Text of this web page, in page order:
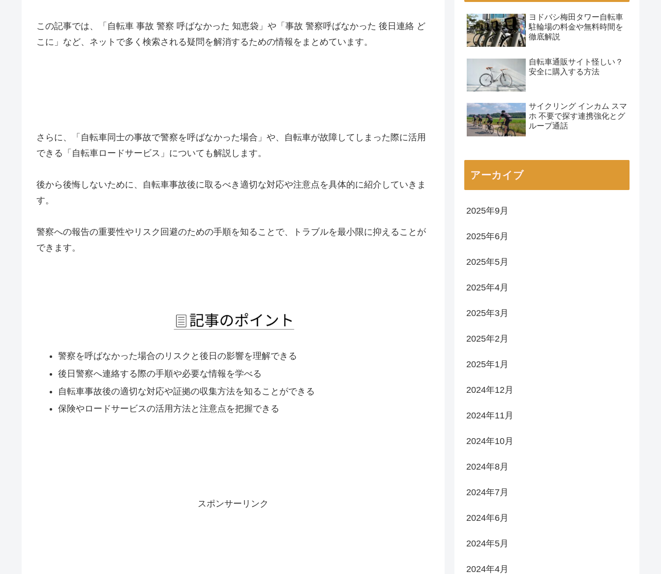
この記事では、「自転車 事故 警察 呼ばなかった 知恵袋」や「事故 警察呼ばなかった 後日連絡 ど
こに」など、ネットで多く検索される疑問を解消するための情報をまとめています。
さらに、「自転車同士の事故で警察を呼ばなかった場合」や、自転車が故障してしまった際に活用
できる「自転車ロードサービス」についても解説します。
後から後悔しないために、自転車事故後に取るべき適切な対応や注意点を具体的に紹介していきま
す。
警察への報告の重要性やリスク回避のための手順を知ることで、トラブルを最小限に抑えることが
できます。
警察を呼ばなかった場合のリスクと後日の影響を理解できる
後日警察へ連絡する際の手順や必要な情報を学べる
自転車事故後の適切な対応や証拠の収集方法を知ることができる
保険やロードサービスの活用方法と注意点を把握できる
スポンサーリンク
ヨドバシ梅田タワー自転車
駐輪場の料金や無料時間を
徹底解説
自転車通販サイト怪しい？
安全に購入する方法
サイクリング インカム スマ
ホ 不要で探す連携強化とグ
ループ通話
アーカイブ
2025年9月
2025年6月
2025年5月
2025年4月
2025年3月
2025年2月
2025年1月
2024年12月
2024年11月
2024年10月
2024年8月
2024年7月
2024年6月
2024年5月
2024年4月